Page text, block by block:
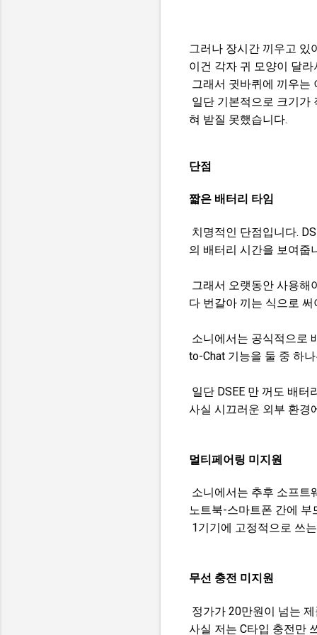
그러나 장시간 끼우고 있
이건 각자 귀 모양이 달
그래서 귓바퀴에 끼우는
일단 기본적으로 크기가
혀 받질 못했습니다.
단점
짧은 배터리 타임
치명적인 단점입니다.
의 배터리 시간을 보여줍
그래서 오랫동안 사용해
다 번갈아 끼는 식으로 써
소니에서는 공식적으로
to-Chat 기능을 둘 중 하
일단 DSEE 만 꺼도 배터
사실 시끄러운 외부 환경
멀티페어링 미지원
소니에서는 추후 소프트
노트북-스마트폰 간에 부
1기기에 고정적으로 쓰
무선 충전 미지원
정가가 20만원이 넘는
사실 저는 C타입 충전만